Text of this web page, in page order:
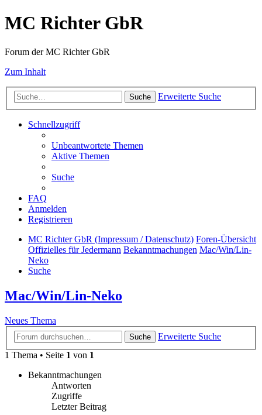
MC Richter GbR
Forum der MC Richter GbR
Zum Inhalt
Suche Erweiterte Suche
Schnellzugriff
Unbeantwortete Themen
Aktive Themen
Suche
FAQ
Anmelden
Registrieren
MC Richter GbR (Impressum / Datenschutz) Foren-Übersicht
Offizielles für Jedermann Bekanntmachungen Mac/Win/Lin-
Neko
Suche
Mac/Win/Lin-Neko
Neues Thema
Suche
Erweiterte Suche
1 Thema • Seite 1 von 1
Bekanntmachungen
Antworten
Zugriffe
Letzter Beitrag